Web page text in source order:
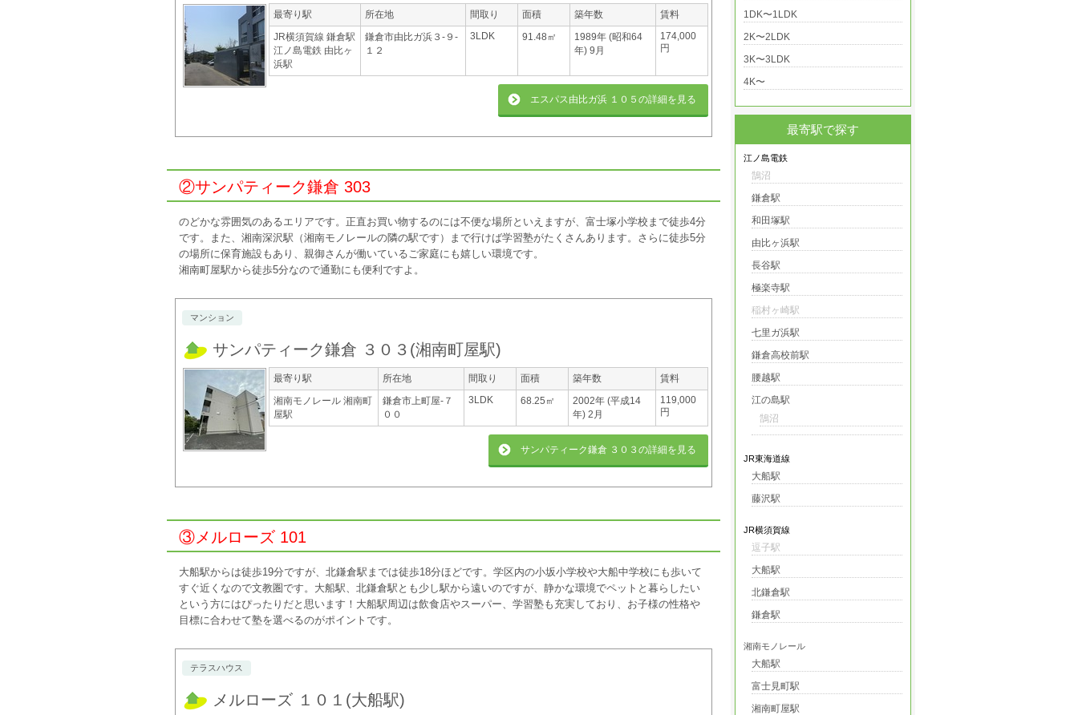
最寄り駅
JR横須賀線 鎌倉駅
江ノ島電鉄 由比ヶ
浜駅
所在地
鎌倉市由比ガ浜３-９-
１２
間取り
3LDK
面積
91.48㎡
築年数
1989年 (昭和64
年) 9月
賃料
174,000
円
エスパス由比ガ浜 １０５ の詳細を見る
②サンパティーク鎌倉 303
のどかな雰囲気のあるエリアです。正直お買い物するのには不便な場所といえますが、富士塚小学校まで徒歩4分
です。また、湘南深沢駅（湘南モノレールの隣の駅です）まで行けば学習塾がたくさんあります。さらに徒歩5分
の場所に保育施設もあり、親御さんが働いているご家庭にも嬉しい環境です。
湘南町屋駅から徒歩5分なので通勤にも便利ですよ。
マンション
サンパティーク鎌倉 ３０３ (湘南町屋駅)
最寄り駅
湘南モノレール 湘南町
屋駅
所在地
鎌倉市上町屋-７
００
間取り
3LDK
面積
68.25㎡
築年数
2002年 (平成14
年) 2月
賃料
119,000
円
サンパティーク鎌倉 ３０３ の詳細を見る
③メルローズ 101
大船駅からは徒歩19分ですが、北鎌倉駅までは徒歩18分ほどです。 学区内の小坂小学校や大船中学校にも歩いて
すぐ近くなので文教圏です。大船駅、北鎌倉駅とも少し駅から遠いのですが、静かな環境でペットと暮らしたい
という方にはぴったりだと思います！大船駅周辺は飲食店やスーパー、学習塾も充実しており、お子様の性格や
目標に合わせて塾を選べるのがポイントです。
テラスハウス
メルローズ １０１ (大船駅)
1DK〜1LDK
2K〜2LDK
3K〜3LDK
4K〜
最寄駅で探す
江ノ島電鉄
鵠沼
鎌倉駅
和田塚駅
由比ヶ浜駅
長谷駅
極楽寺駅
稲村ヶ崎駅
七里ガ浜駅
鎌倉高校前駅
腰越駅
江の島駅
鵠沼
JR東海道線
大船駅
藤沢駅
JR横須賀線
逗子駅
大船駅
北鎌倉駅
鎌倉駅
湘南モノレール
大船駅
富士見町駅
湘南町屋駅